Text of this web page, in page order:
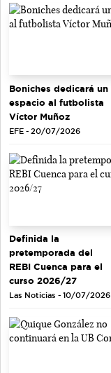
Boniches dedicará un
espacio al futbolista
Víctor Muñoz
EFE - 20/07/2026
Definida la
pretemporada del
REBI Cuenca para el
curso 2026/27
Las Noticias - 10/07/2026